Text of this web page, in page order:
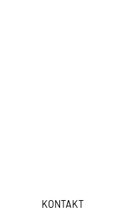
KONTAKT